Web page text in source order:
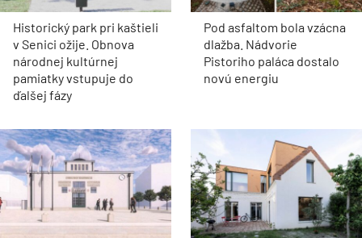
Historický park pri kaštieli
v Senici ožije. Obnova
národnej kultúrnej
pamiatky vstupuje do
ďalšej fázy
Pod asfaltom bola vzácna
dlažba. Nádvorie
Pistoriho paláca dostalo
novú energiu